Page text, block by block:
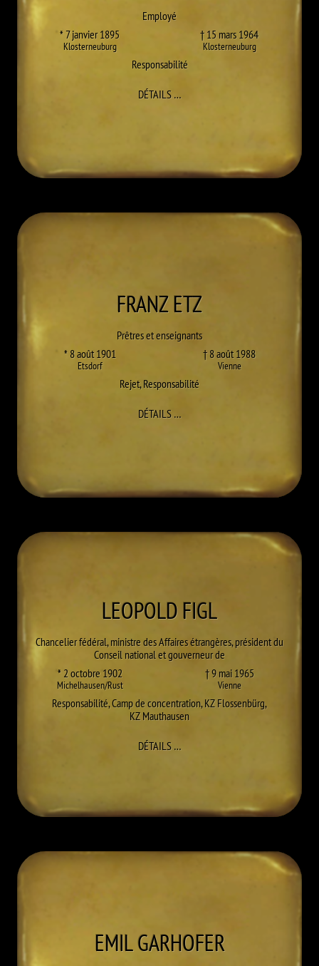
Employé
* 7 janvier 1895
Klosterneuburg
† 15 mars 1964
Klosterneuburg
Responsabilité
DÉTAILS…À GOTTFRIED DOMANIG
FRANZETZ
Prêtres et enseignants
* 8 août 1901
Etsdorf
† 8 août 1988
Vienne
Rejet,Responsabilité
DÉTAILS…À FRANZ ETZ
LEOPOLDFIGL
Chancelier fédéral, ministre des Affaires étrangères, président du
Conseil national et gouverneur de
* 2 octobre 1902
Michelhausen/Rust
† 9 mai 1965
Vienne
Responsabilité,Camp de concentration,KZ Flossenbürg,
KZ Mauthausen
DÉTAILS…À LEOPOLD FIGL
EMILGARHOFER